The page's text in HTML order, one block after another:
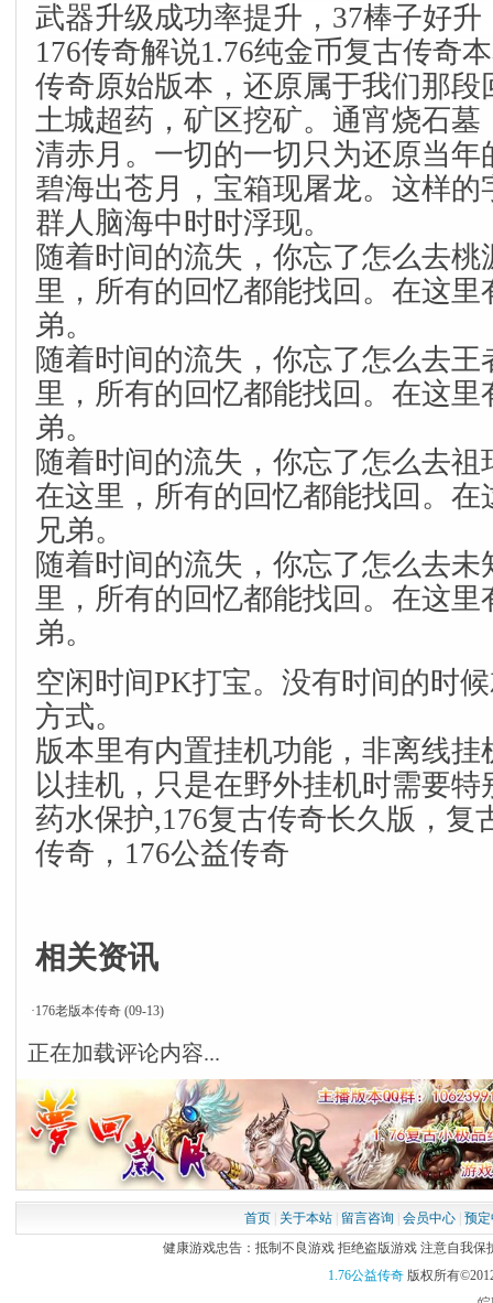
武器升级成功率提升，37棒子好
176传奇解说1.76纯金币复古传奇
传奇原始版本，还原属于我们那段
土城超药，矿区挖矿。通宵烧石墓
清赤月。一切的一切只为还原当年
碧海出苍月，宝箱现屠龙。这样的
群人脑海中时时浮现。
随着时间的流失，你忘了怎么去
里，所有的回忆都能找回。在这里
弟。
随着时间的流失，你忘了怎么去
里，所有的回忆都能找回。在这里
弟。
随着时间的流失，你忘了怎么去
在这里，所有的回忆都能找回。在
兄弟。
随着时间的流失，你忘了怎么去
里，所有的回忆都能找回。在这里
弟。
空闲时间PK打宝。没有时间的时
方式。
版本里有内置挂机功能，非离线挂
以挂机，只是在野外挂机时需要
药水保护,176复古传奇长久版，复
传奇，176公益传奇
相关资讯
·176老版本传奇 (09-13)
正在加载评论内容...
首页| 关于本站| 留言咨询 会员中心| 预
健康游戏忠告：抵制不良游戏 拒绝盗版游戏 注意自我保
1.76公益传奇版权所有